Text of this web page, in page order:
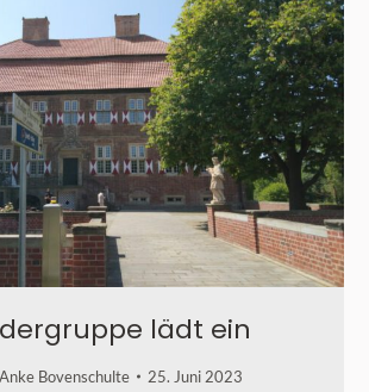
lädt ein
Anke Bovenschulte 25. Juni 2023